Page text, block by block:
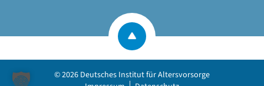
© 2026 Deutsches Institut für Altersvorsorge